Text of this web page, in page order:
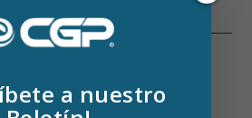
EN CADA
a nuestro